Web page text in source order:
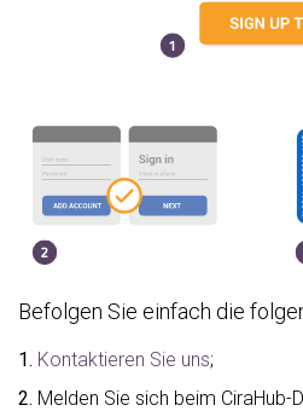
Befolgen Sie einfach die
1. Kontaktieren Sie uns;
2. Melden Sie sich beim CiraHub-